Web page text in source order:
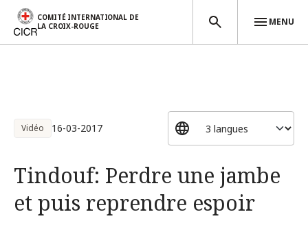
COMITÉ INTERNATIONAL DE
LA CROIX-ROUGE
MENU
Vidéo 16-03-2017
Tindouf: Perdre une jambe
et puis reprendre espoir